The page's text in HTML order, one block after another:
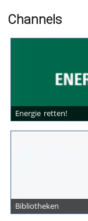
Channels
Energie retten!
Bibliotheken